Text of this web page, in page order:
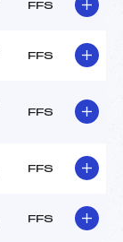
FFS
FFS
FFS
FFS
FFS